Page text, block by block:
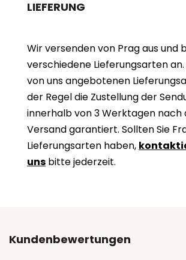
LIEFERUNG
Wir versenden von Prag aus und
verschiedene Lieferungsarten an.
von uns angebotenen
der Regel die Zustellung der
innerhalb von 3 Werktagen nach
Versand garantiert. Sollten Sie
Lieferungsarten haben,
uns bitte jederzeit.
Kundenbewertungen